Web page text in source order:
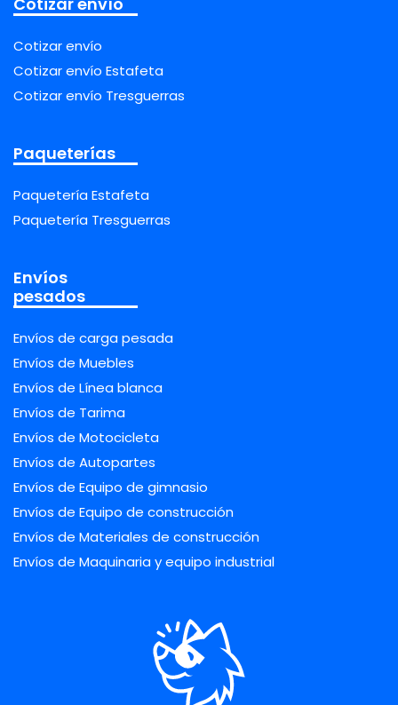
Cotizar envío
Cotizar envío Estafeta
Cotizar envío Tresguerras
Paqueterías
Paquetería Estafeta
Paquetería Tresguerras
Envíos
pesados
Envíos de carga pesada
Envíos de Muebles
Envíos de Línea blanca
Envíos de Tarima
Envíos de Motocicleta
Envíos de Autopartes
Envíos de Equipo de gimnasio
Envíos de Equipo de construcción
Envíos de Materiales de construcción
Envíos de Maquinaria y equipo industrial